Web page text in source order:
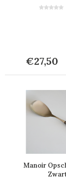
€27,50
Manoir